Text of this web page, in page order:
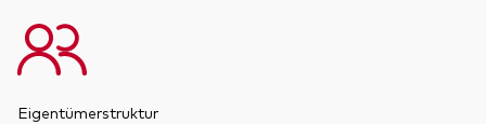
Eigentümerstruktur